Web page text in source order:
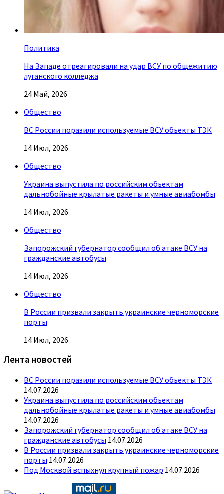
Политика
На Западе отреагировали на удар ВСУ по общежитию
луганского колледжа
24 Май, 2026
Общество
ВС России поразили используемые ВСУ объекты ТЭК
14 Июл, 2026
Общество
Украина выпустила по российским объектам
дальнобойные крылатые ракеты и умные авиабомбы
14 Июл, 2026
Общество
Запорожский губернатор сообщил об атаке ВСУ на
гражданские автобусы
14 Июл, 2026
Общество
В России призвали закрыть украинские черноморские
порты
14 Июл, 2026
Лента новостей
ВС России поразили используемые ВСУ объекты ТЭК
14.07.2026
Украина выпустила по российским объектам
дальнобойные крылатые ракеты и умные авиабомбы
14.07.2026
Запорожский губернатор сообщил об атаке ВСУ на
гражданские автобусы 14.07.2026
В России призвали закрыть украинские черноморские
порты 14.07.2026
Под Москвой вспыхнул крупный пожар 14.07.2026